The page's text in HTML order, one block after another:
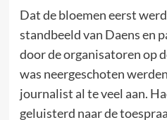
Dat de bloemen eerst
standbeeld van Daens en
door de organisatoren op
was neergeschoten
journalist al te veel aan.
geluisterd naar de